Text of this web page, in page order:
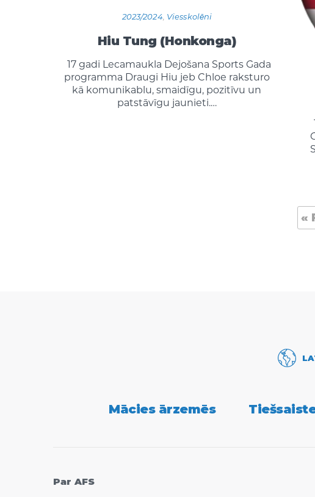
2023/2024, Viesskolēni
Hiu Tung (Honkonga)
17 gadi Lecamaukla Dejošana Sports Gada
programma Draugi Hiu jeb Chloe raksturo
kā komunikablu, smaidīgu, pozitīvu un
patstāvīgu jaunieti.…
«
Mācies ārzemēs
Par AFS